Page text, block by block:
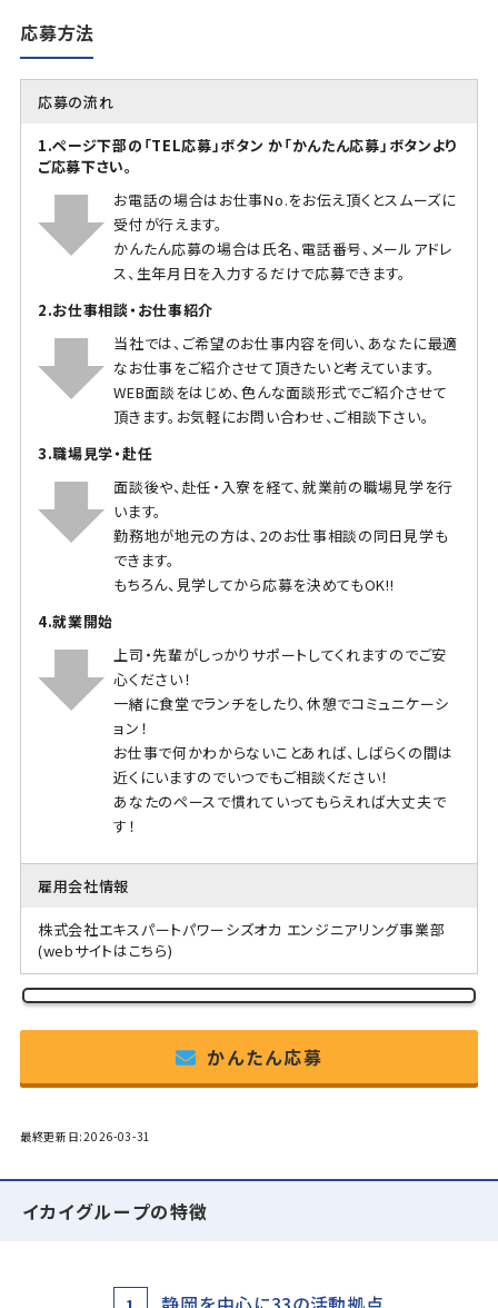
応募方法
応募の流れ
1.ページ下部の「TEL応募」ボタン か「かんたん応募」ボタンより
ご応募下さい。
お電話の場合はお仕事No.をお伝え頂くとスムーズに
受付が行えます。
かんたん応募の場合は氏名、電話番号、メールアドレ
ス、生年月日を入力するだけで応募できます。
2.お仕事相談・お仕事紹介
当社では、ご希望のお仕事内容を伺い、あなたに最適
なお仕事をご紹介させて頂きたいと考えています。
WEB面談をはじめ、色んな面談形式でご紹介させて
頂きます。お気軽にお問い合わせ、ご相談下さい。
3.職場見学・赴任
面談後や、赴任・入寮を経て、就業前の職場見学を行
います。
勤務地が地元の方は、2のお仕事相談の同日見学も
できます。
もちろん、見学してから応募を決めてもOK!!
4.就業開始
上司・先輩がしっかりサポートしてくれますのでご安
心ください！
一緒に食堂でランチをしたり、休憩でコミュニケーシ
ョン！
お仕事で何かわからないことあれば、しばらくの間は
近くにいますのでいつでもご相談ください！
あなたのペースで慣れていってもらえれば大丈夫で
す！
雇用会社情報
株式会社エキスパートパワーシズオカ エンジニアリング事業部
(webサイトはこちら)
かんたん応募
最終更新日:2026-03-31
イカイグループの特徴